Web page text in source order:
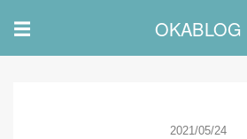
☰ OKABLOG
2021/05/24